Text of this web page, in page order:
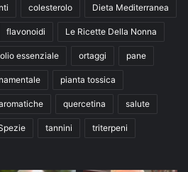
colesterolo Dieta Mediterranea
flavonoidi Le Ricette Della Nonna
olio essenziale ortaggi pane
pianta tossica
quercetina salute
tannini triterpeni